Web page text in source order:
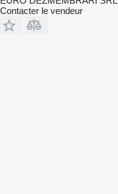
Contacter le vendeur